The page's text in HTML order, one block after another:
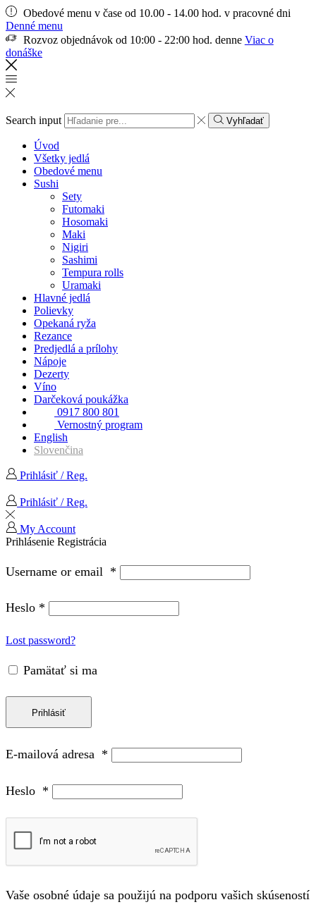
Obedové menu v čase od 10.00 - 14.00 hod. v pracovné dni
Denné menu
Rozvoz objednávok od 10:00 - 22:00 hod. denne Viac o
donáške
Search input Vyhľadať
Úvod
Všetky jedlá
Obedové menu
Sushi
Sety
Futomaki
Hosomaki
Maki
Nigiri
Sashimi
Tempura rolls
Uramaki
Hlavné jedlá
Polievky
Opekaná ryža
Rezance
Predjedlá a prílohy
Nápoje
Dezerty
Víno
Darčeková poukážka
0917 800 801
Vernostný program
English
Slovenčina
Prihlásiť / Reg.
Prihlásiť / Reg.
My Account
Prihlásenie Registrácia
Username or email *
Heslo *
Lost password?
Pamätať si ma
Prihlásiť
E-mailová adresa *
Heslo *
Vaše osobné údaje sa použijú na podporu vašich skúseností